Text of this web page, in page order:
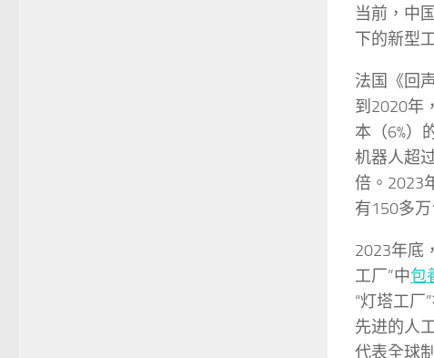
当前，中
下的新型
法国《回
到2020年
本（6%）
机器人超
倍。2023
有150多
2023年底
工厂”中包
“灯塔工厂
先进的人
代表全球